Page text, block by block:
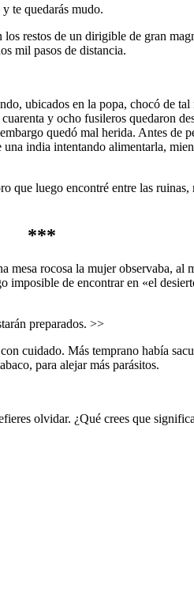
te quedarás mudo.
restos de un dirigible de gran
mil pasos de distancia.
ubicados en la popa, chocó de
y ocho fusileros quedaron
quedó mal herida. Antes de
india intentando alimentarla,
luego encontré entre las
***
rocosa la mujer observaba,
de encontrar en «el
preparados. >>
cuidado. Más temprano había
para alejar más parásitos.
olvidar. ¿Qué crees que